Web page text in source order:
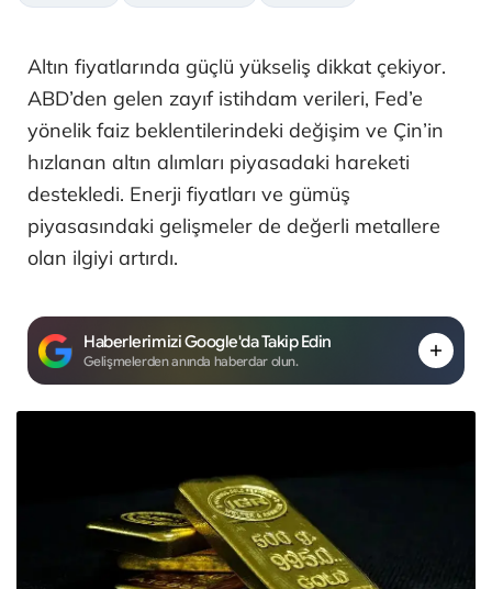
Altın fiyatlarında güçlü yükseliş dikkat çekiyor.
ABD’den gelen zayıf istihdam verileri, Fed’e
yönelik faiz beklentilerindeki değişim ve Çin’in
hızlanan altın alımları piyasadaki hareketi
destekledi. Enerji fiyatları ve gümüş
piyasasındaki gelişmeler de değerli metallere
olan ilgiyi artırdı.
Haberlerimizi Google'da Takip Edin
Gelişmelerden anında haberdar olun.